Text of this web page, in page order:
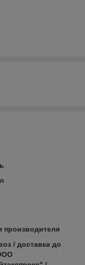
производителя
/ доставка до